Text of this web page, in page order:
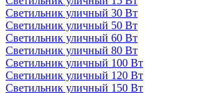
Светильник уличный 30 Вт
Светильник уличный 50 Вт
Светильник уличный 60 Вт
Светильник уличный 80 Вт
Светильник уличный 100 Вт
Светильник уличный 120 Вт
Светильник уличный 150 Вт